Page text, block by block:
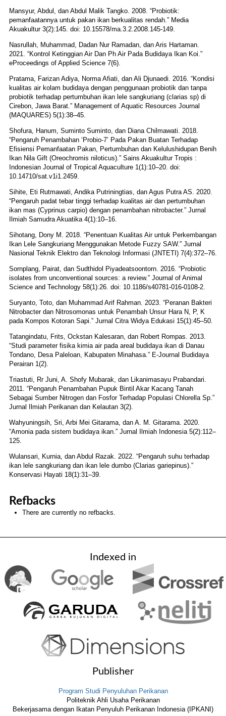
Mansyur, Abdul, dan Abdul Malik Tangko. 2008. “Probiotik:
pemanfaatannya untuk pakan ikan berkualitas rendah.” Media
Akuakultur 3(2):145. doi: 10.15578/ma.3.2.2008.145-149.
Nasrullah, Muhammad, Dadan Nur Ramadan, dan Aris Hartaman.
2021. “Kontrol Ketinggian Air Dan Ph Air Pada Budidaya Ikan Koi.”
eProceedings of Applied Science 7(6).
Pratama, Farizan Adiya, Norma Afiati, dan Ali Djunaedi. 2016. “Kondisi
kualitas air kolam budidaya dengan penggunaan probiotik dan tanpa
probiotik terhadap pertumbuhan ikan lele sangkuriang (clarias sp) di
Cirebon, Jawa Barat.” Management of Aquatic Resources Journal
(MAQUARES) 5(1):38–45.
Shofura, Hanum, Suminto Suminto, dan Diana Chilmawati. 2018.
“Pengaruh Penambahan ‘Probio-7’ Pada Pakan Buatan Terhadap
Efisiensi Pemanfaatan Pakan, Pertumbuhan dan Kelulushidupan Benih
Ikan Nila Gift (Oreochromis niloticus).” Sains Akuakultur Tropis :
Indonesian Journal of Tropical Aquaculture 1(1):10–20. doi:
10.14710/sat.v1i1.2459.
Sihite, Eti Rutmawati, Andika Putriningtias, dan Agus Putra AS. 2020.
“Pengaruh padat tebar tinggi terhadap kualitas air dan pertumbuhan
ikan mas (Cyprinus carpio) dengan penambahan nitrobacter.” Jurnal
Ilmiah Samudra Akuatika 4(1):10–16.
Sihotang, Dony M. 2018. “Penentuan Kualitas Air untuk Perkembangan
Ikan Lele Sangkuriang Menggunakan Metode Fuzzy SAW.” Jurnal
Nasional Teknik Elektro dan Teknologi Informasi (JNTETI) 7(4):372–76.
Sornplang, Pairat, dan Sudthidol Piyadeatsoontorn. 2016. “Probiotic
isolates from unconventional sources: a review.” Journal of Animal
Science and Technology 58(1):26. doi: 10.1186/s40781-016-0108-2.
Suryanto, Toto, dan Muhammad Arif Rahman. 2023. “Peranan Bakteri
Nitrobacter dan Nitrosomonas untuk Penambah Unsur Hara N, P, K
pada Kompos Kotoran Sapi.” Jurnal Citra Widya Edukasi 15(1):45–50.
Tatangindatu, Frits, Ockstan Kalesaran, dan Robert Rompas. 2013.
“Studi parameter fisika kimia air pada areal budidaya ikan di Danau
Tondano, Desa Paleloan, Kabupaten Minahasa.” E-Journal Budidaya
Perairan 1(2).
Triastuti, Rr Juni, A. Shofy Mubarak, dan Likanimasayu Prabandari.
2011. “Pengaruh Penambahan Pupuk Bintil Akar Kacang Tanah
Sebagai Sumber Nitrogen dan Fosfor Terhadap Populasi Chlorella Sp.”
Jurnal Ilmiah Perikanan dan Kelautan 3(2).
Wahyuningsih, Sri, Arbi Mei Gitarama, dan A. M. Gitarama. 2020.
“Amonia pada sistem budidaya ikan.” Jurnal Ilmiah Indonesia 5(2):112–
125.
Wulansari, Kurnia, dan Abdul Razak. 2022. “Pengaruh suhu terhadap
ikan lele sangkuriang dan ikan lele dumbo (Clarias gariepinus).”
Konservasi Hayati 18(1):31–39.
Refbacks
There are currently no refbacks.
Indexed in
Publisher
Program Studi Penyuluhan Perikanan
Politeknik Ahli Usaha Perikanan
Bekerjasama dengan Ikatan Penyuluh Perikanan Indonesia (IPKANI)